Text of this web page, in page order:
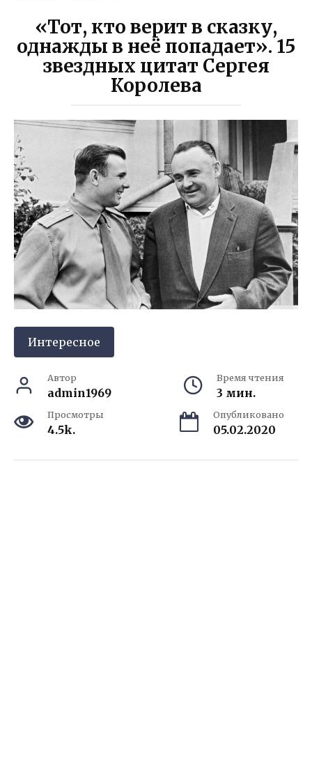
«Тот, кто верит в сказку,
однажды в неё попадает». 15
звездных цитат Сергея
Королева
Интересное
Автор
admin1969
Время чтения
3 мин.
Просмотры
4.5k.
Опубликовано
05.02.2020